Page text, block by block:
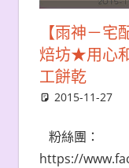
【雨神－
焙坊★用心
工餅乾
2015-11-27
粉絲團：
https://